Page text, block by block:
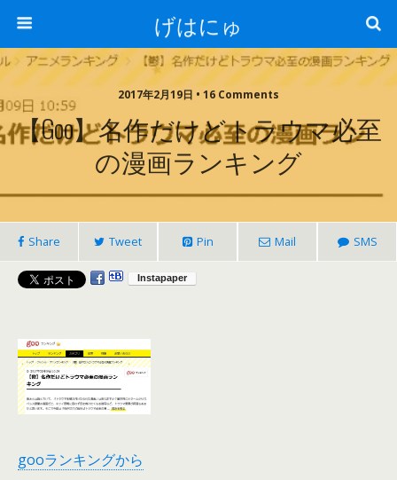
げはにゅ
2017年2月19日 • 16 Comments
【goo】名作だけどトラウマ必至
の漫画ランキング
Share Tweet Pin Mail SMS
gooランキングから